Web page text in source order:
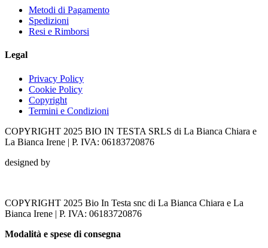
Metodi di Pagamento
Spedizioni
Resi e Rimborsi
Legal
Privacy Policy
Cookie Policy
Copyright
Termini e Condizioni
COPYRIGHT 2025 BIO IN TESTA SRLS di La Bianca Chiara e
La Bianca Irene | P. IVA: 06183720876
designed by
COPYRIGHT 2025 Bio In Testa snc di La Bianca Chiara e La
Bianca Irene | P. IVA: 06183720876
Modalità e spese di consegna